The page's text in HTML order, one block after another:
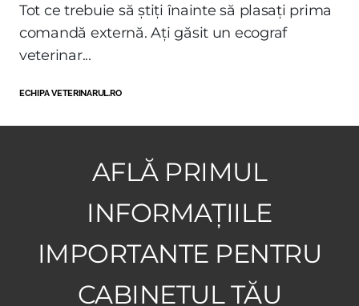
Tot ce trebuie să știți înainte să plasați prima
comandă externă. Ați găsit un ecograf
veterinar...
ECHIPA VETERINARUL.RO
AFLĂ PRIMUL
INFORMAȚIILE
IMPORTANTE PENTRU
CABINETUL TĂU